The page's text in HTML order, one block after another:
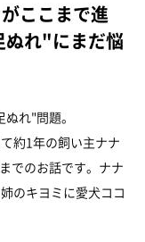
ここまで進
ぬれ"にまだ悩
れ"問題。
約1年の飼い主ナナ
でのお話です。ナナ
のキヨミに愛犬ココ